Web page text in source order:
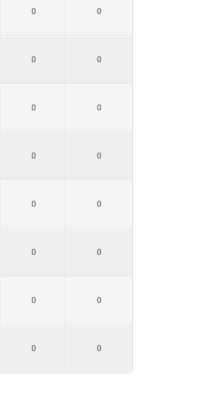
0 0
0 0
0 0
0 0
0 0
0 0
0 0
0 0